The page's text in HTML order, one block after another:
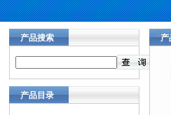
产品搜索
产品目录
产